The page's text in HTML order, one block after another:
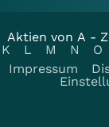
Aktien von A -
K
L M N O
Impressum